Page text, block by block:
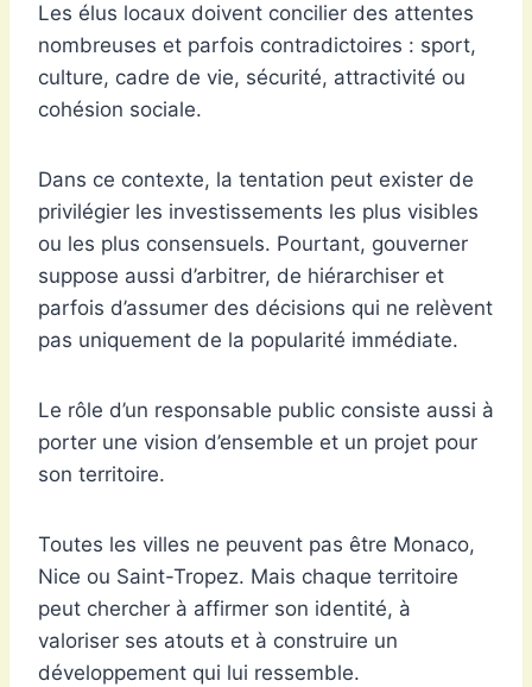
Les élus locaux doivent concilier des attentes
nombreuses et parfois contradictoires : sport,
culture, cadre de vie, sécurité, attractivité ou
cohésion sociale.
Dans ce contexte, la tentation peut exister de
privilégier les investissements les plus visibles
ou les plus consensuels. Pourtant, gouverner
suppose aussi d’arbitrer, de hiérarchiser et
parfois d’assumer des décisions qui ne relèvent
pas uniquement de la popularité immédiate.
Le rôle d’un responsable public consiste aussi à
porter une vision d’ensemble et un projet pour
son territoire.
Toutes les villes ne peuvent pas être Monaco,
Nice ou Saint-Tropez. Mais chaque territoire
peut chercher à affirmer son identité, à
valoriser ses atouts et à construire un
développement qui lui ressemble.